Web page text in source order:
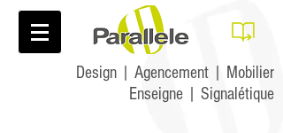
Design | Agencement | Mobilier
Enseigne | Signalétique